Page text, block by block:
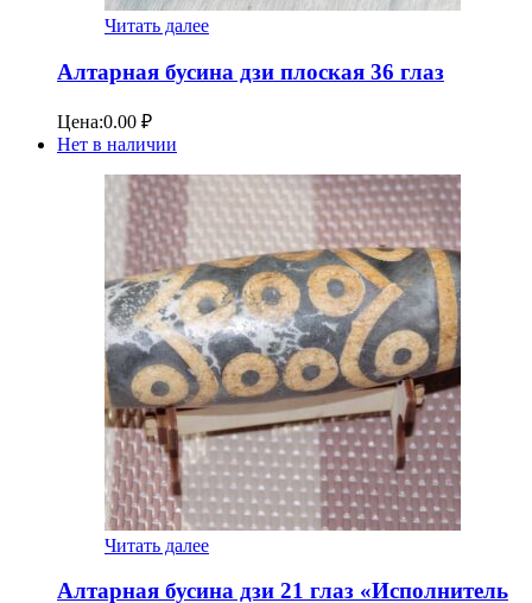
Читать далее
Алтарная бусина дзи плоская 36 глаз
Цена:0.00 ₽
Нет в наличии
Читать далее
Алтарная бусина дзи 21 глаз «Исполнитель